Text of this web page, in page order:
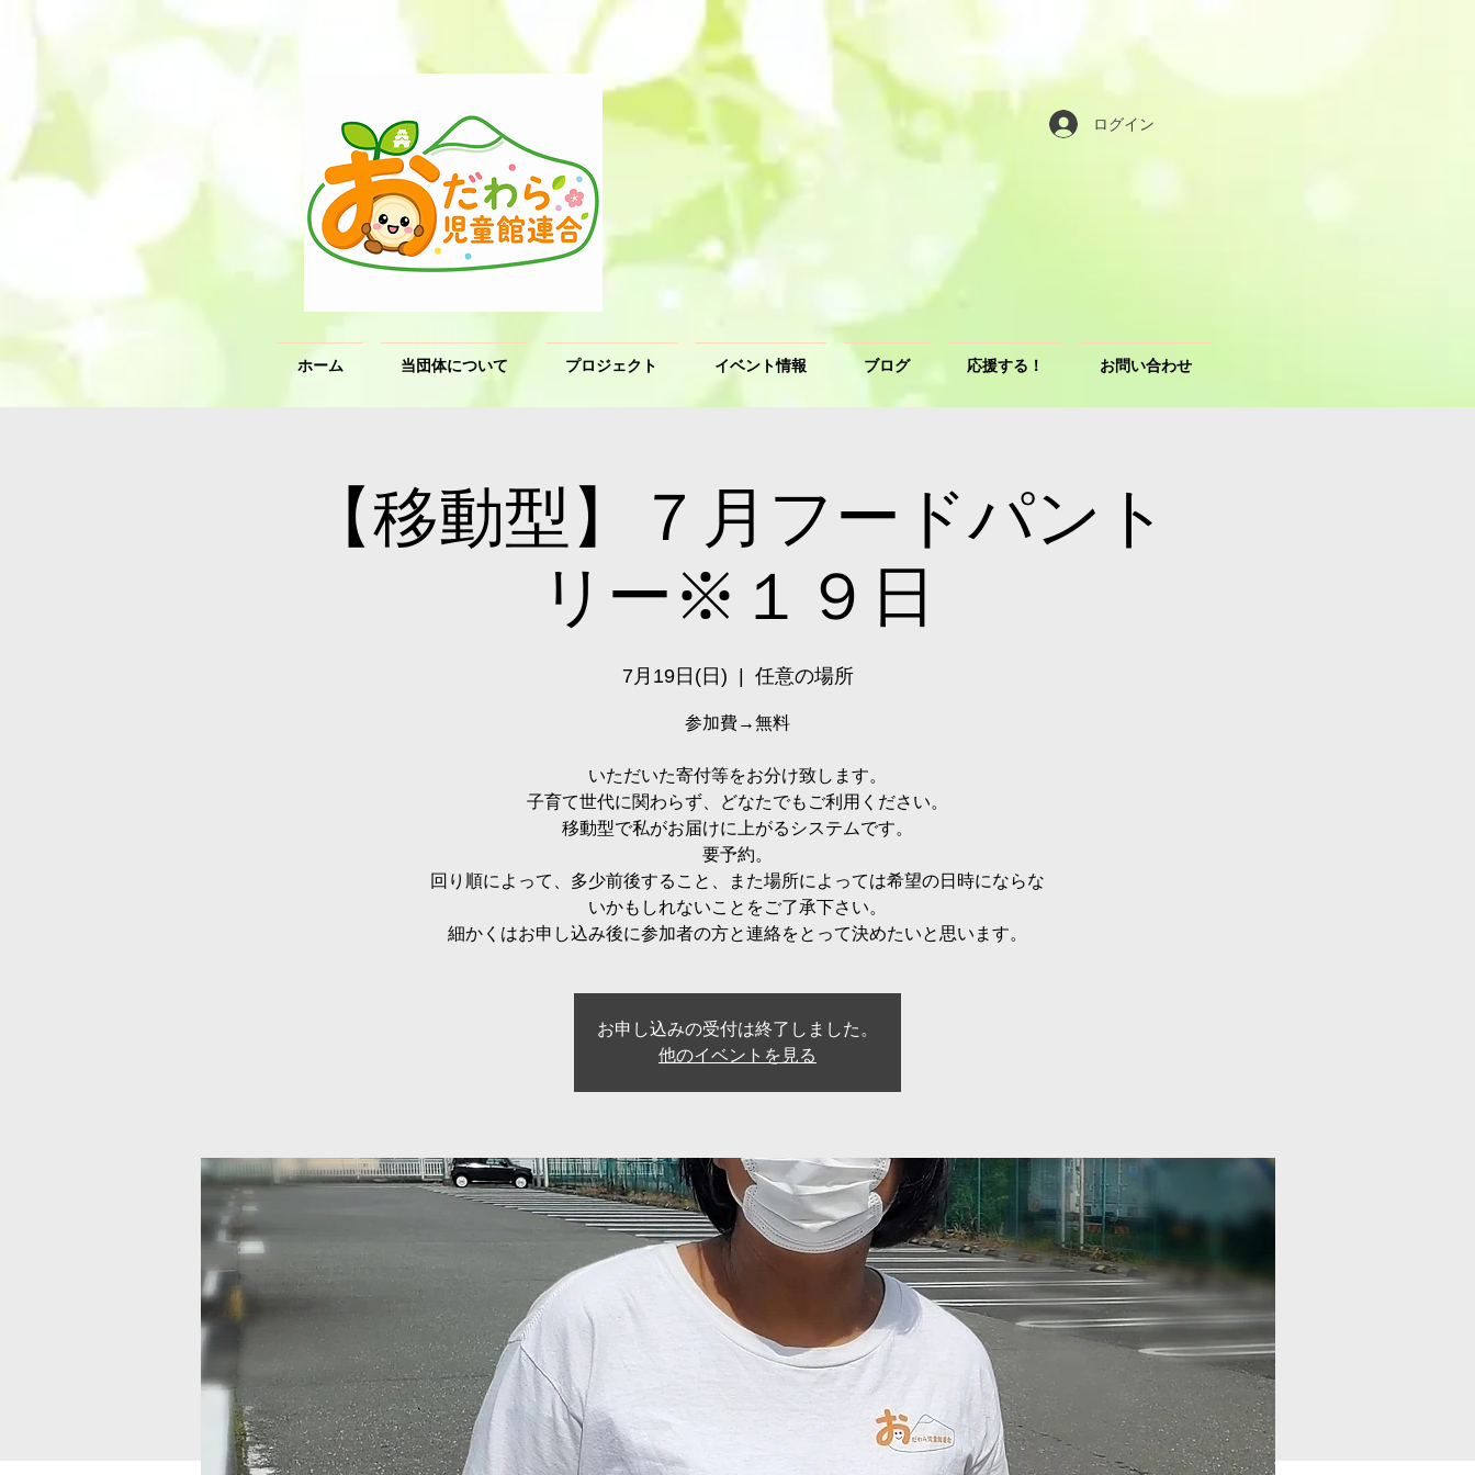
ログイン
ホーム 当団体について プロジェクト イベント情報 ブログ 応援する！ お問い合わせ
【移動型】７月フードパント
リー※１９日
7月19日(日) 任意の場所
参加費→無料
いただいた寄付等をお分け致します。
子育て世代に関わらず、どなたでもご利用ください。
移動型で私がお届けに上がるシステムです。
要予約。
回り順によって、多少前後すること、また場所によっては希望の日時にならな
いかもしれないことをご了承下さい。
細かくはお申し込み後に参加者の方と連絡をとって決めたいと思います。
お申し込みの受付は終了しました。
他のイベントを見る